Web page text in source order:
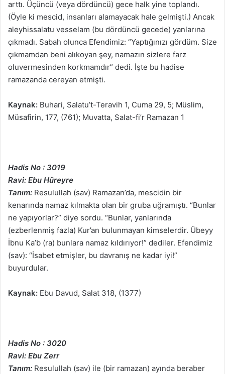
arttı. Üçüncü (veya dördüncü) gece halk yine toplandı.
(Öyle ki mescid, insanları alamayacak hale gelmişti.) Ancak
aleyhissalatu vesselam (bu dördüncü gecede) yanlarına
çıkmadı. Sabah olunca Efendimiz: “Yaptığınızı gördüm. Size
çıkmamdan beni alıkoyan şey, namazın sizlere farz
oluvermesinden korkmamdır” dedi. İşte bu hadise
ramazanda cereyan etmişti.
Kaynak: Buhari, Salatu’t-Teravih 1, Cuma 29, 5; Müslim,
Müsafirin, 177, (761); Muvatta, Salat-fi’r Ramazan 1
Hadis No : 3019
Ravi: Ebu Hüreyre
Tanım: Resulullah (sav) Ramazan’da, mescidin bir
kenarında namaz kılmakta olan bir gruba uğramıştı. “Bunlar
ne yapıyorlar?” diye sordu. “Bunlar, yanlarında
(ezberlenmiş fazla) Kur’an bulunmayan kimselerdir. Übeyy
İbnu Ka’b (ra) bunlara namaz kıldırıyor!” dediler. Efendimiz
(sav): “İsabet etmişler, bu davranış ne kadar iyi!”
buyurdular.
Kaynak: Ebu Davud, Salat 318, (1377)
Hadis No : 3020
Ravi: Ebu Zerr
Tanım: Resulullah (sav) ile (bir ramazan) ayında beraber